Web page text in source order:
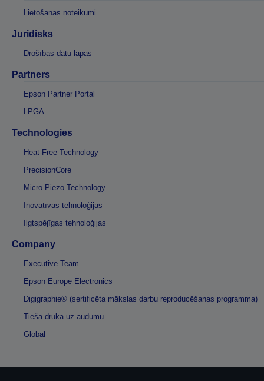
Lietošanas noteikumi
Juridisks
Drošības datu lapas
Partners
Epson Partner Portal
LPGA
Technologies
Heat-Free Technology
PrecisionCore
Micro Piezo Technology
Inovatīvas tehnoloģijas
Ilgtspējīgas tehnoloģijas
Company
Executive Team
Epson Europe Electronics
Digigraphie® (sertificēta mākslas darbu reproducēšanas programma)
Tiešā druka uz audumu
Global